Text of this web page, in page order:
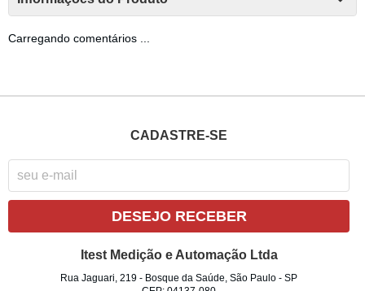
Carregando comentários ...
CADASTRE-SE
DESEJO RECEBER
Itest Medição e Automação Ltda
Rua Jaguari, 219 - Bosque da Saúde, São Paulo -SP